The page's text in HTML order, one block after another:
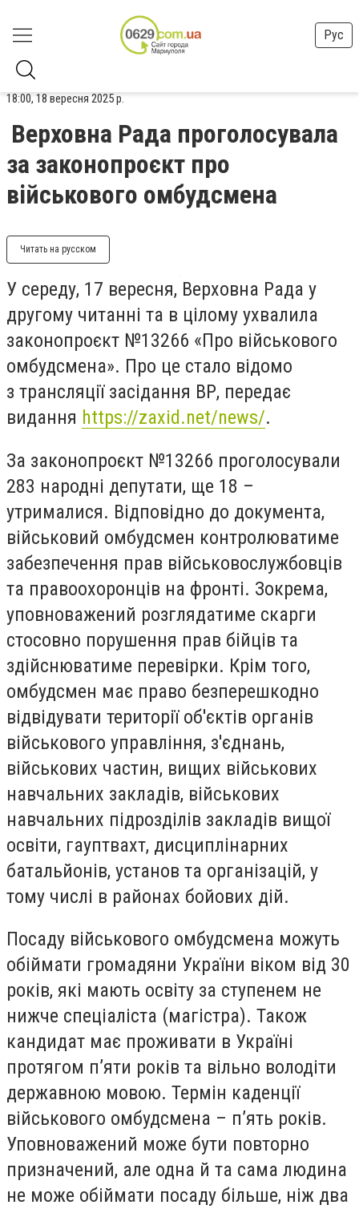
Рус
18:00, 18 вересня 2025 р.
Верховна Рада проголосувала
за законопроєкт про
військового омбудсмена
Читать на русском
У середу, 17 вересня, Верховна Рада у
другому читанні та в цілому ухвалила
законопроєкт №13266 «Про військового
омбудсмена». Про це стало відомо
з трансляції засідання ВР, передає
видання https://zaxid.net/news/.
За законопроєкт №13266 проголосували
283 народні депутати, ще 18 –
утрималися. Відповідно до документа,
військовий омбудсмен контролюватиме
забезпечення прав військовослужбовців
та правоохоронців на фронті. Зокрема,
уповноважений розглядатиме скарги
стосовно порушення прав бійців та
здійснюватиме перевірки. Крім того,
омбудсмен має право безперешкодно
відвідувати території об'єктів органів
військового управління, з'єднань,
військових частин, вищих військових
навчальних закладів, військових
навчальних підрозділів закладів вищої
освіти, гауптвахт, дисциплінарних
батальйонів, установ та організацій, у
тому числі в районах бойових дій.
Посаду військового омбудсмена можуть
обіймати громадяни України віком від 30
років, які мають освіту за ступенем не
нижче спеціаліста (магістра). Також
кандидат має проживати в Україні
протягом п’яти років та вільно володіти
державною мовою. Термін каденції
військового омбудсмена – п’ять років.
Уповноважений може бути повторно
призначений, але одна й та сама людина
не може обіймати посаду більше, ніж два